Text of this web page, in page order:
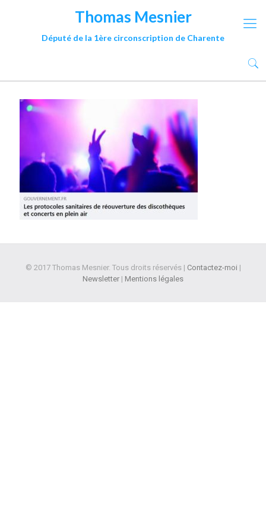
Thomas Mesnier
Député de la 1ère circonscription de Charente
© 2017 Thomas Mesnier. Tous droits réservés | Contactez-moi |
Newsletter | Mentions légales